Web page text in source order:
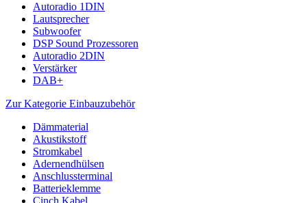
Autoradio 1DIN
Lautsprecher
Subwoofer
DSP Sound Prozessoren
Autoradio 2DIN
Verstärker
DAB+
Zur Kategorie Einbauzubehör
Dämmaterial
Akustikstoff
Stromkabel
Adernendhülsen
Anschlussterminal
Batterieklemme
Cinch Kabel